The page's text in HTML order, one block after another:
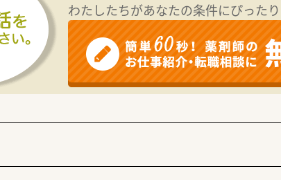
臣の認定を受けた証でかつ継続的な促進をしている「
が統一されているためヘルプや異動の際も勤務しやす
有給休暇がございます。
「マッスル研修」、専属薬剤師による「漢方研修」、
わたしたちがあなたの条件にぴった